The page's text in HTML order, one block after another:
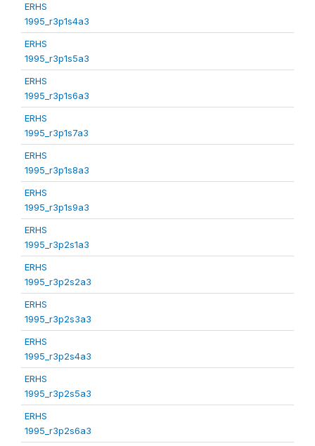
ERHS
1995_r3p1s4a3
ERHS
1995_r3p1s5a3
ERHS
1995_r3p1s6a3
ERHS
1995_r3p1s7a3
ERHS
1995_r3p1s8a3
ERHS
1995_r3p1s9a3
ERHS
1995_r3p2s1a3
ERHS
1995_r3p2s2a3
ERHS
1995_r3p2s3a3
ERHS
1995_r3p2s4a3
ERHS
1995_r3p2s5a3
ERHS
1995_r3p2s6a3